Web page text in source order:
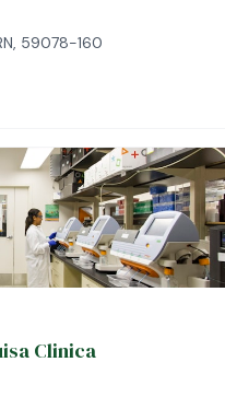
59078-160
Clinica